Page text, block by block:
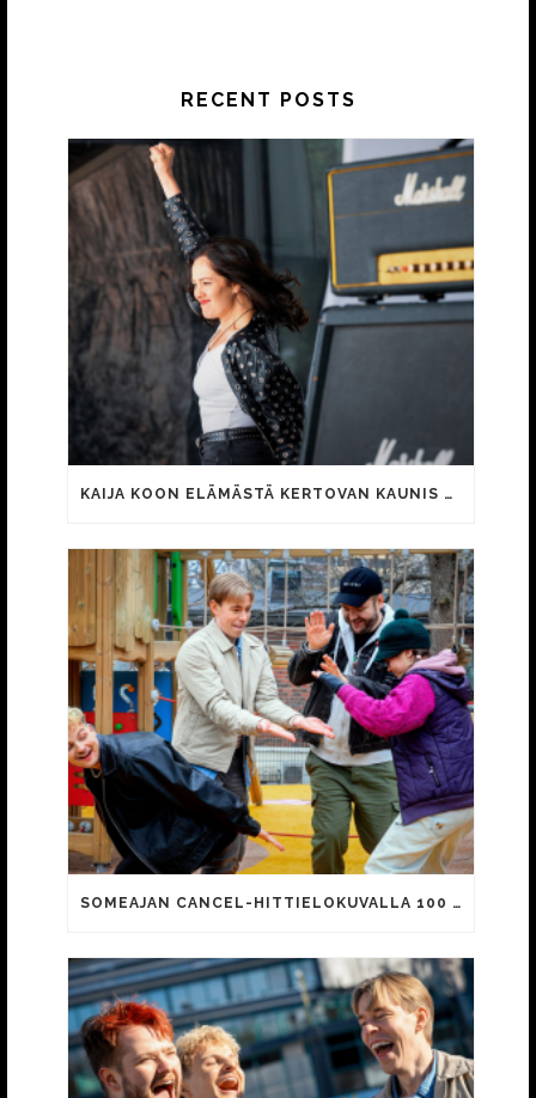
RECENT POSTS
KAIJA KOON ELÄMÄSTÄ KERTOVAN KAUNIS RIETAS ONNELLINEN -ELOKUVAN TRAILER JULKI
SOMEAJAN CANCEL-HITTIELOKUVALLA 100 000 KATSOJAA!